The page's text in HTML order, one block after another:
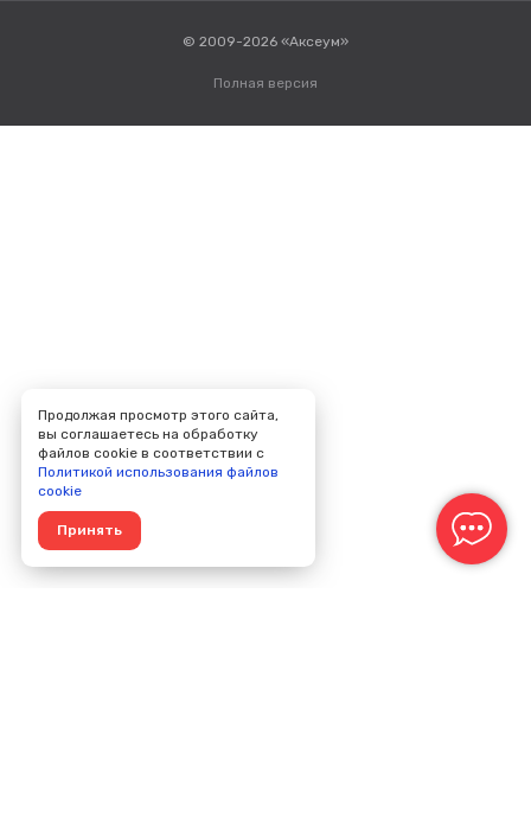
© 2009-2026 «Аксеум»
Полная версия
Продолжая просмотр этого сайта,
вы соглашаетесь на обработку
файлов cookie в соответствии с
Политикой использования файлов
cookie
Принять